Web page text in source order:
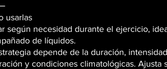
usarlas
según necesidad durante el ejercicio,
de líquidos.
depende de la duración,
y condiciones climatológicas. Ajusta